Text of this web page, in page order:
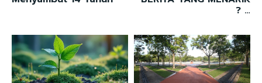
? …